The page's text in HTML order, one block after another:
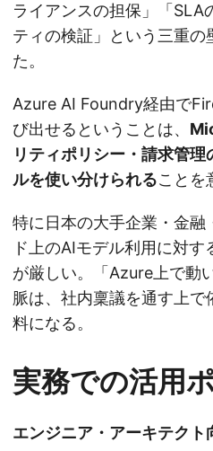
ライアンスの担保」「SLA
ティの検証」という三重の
た。
Azure AI Foundry経由で
び出せるということは、
リティポリシー・請求管
ルを使い分けられることを
特に日本の大手企業・金融
ド上のAIモデル利用に対
が厳しい。「Azure上で動
脈は、社内稟議を通す上
料になる。
実務での活用
エンジニア・アーキテクト